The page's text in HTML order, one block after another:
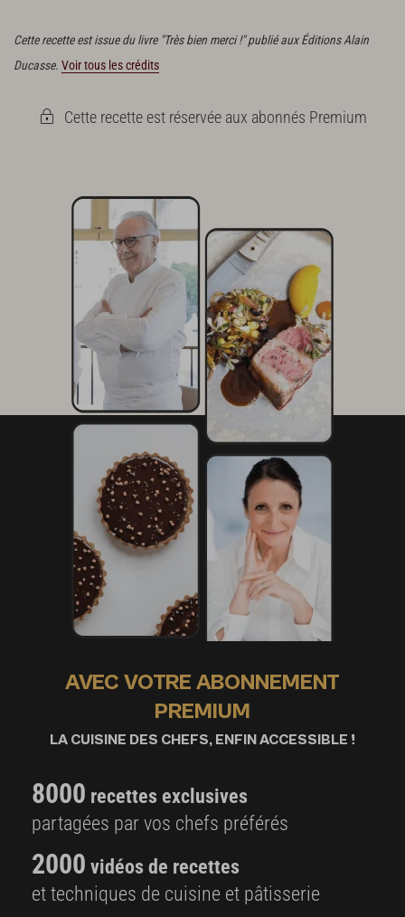
Cette recette est issue du livre "Très bien merci !" publié aux Éditions Alain
Ducasse. Voir tous les crédits
Cette recette est réservée aux abonnés Premium
AVEC VOTRE ABONNEMENT
PREMIUM
LA CUISINE DES CHEFS, ENFIN ACCESSIBLE !
8000 recettes exclusives
partagées par vos chefs préférés
2000 vidéos de recettes
et techniques de cuisine et pâtisserie